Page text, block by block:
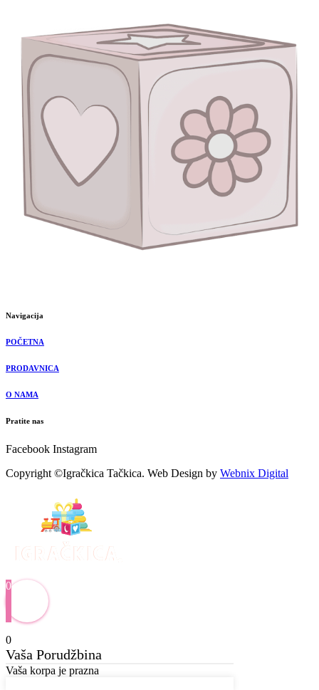
Navigacija
POČETNA
PRODAVNICA
O NAMA
Pratite nas
Facebook Instagram
Copyright ©Igračkica Tačkica. Web Design by Webnix Digital
0
0
Vaša Porudžbina
Vaša korpa je prazna